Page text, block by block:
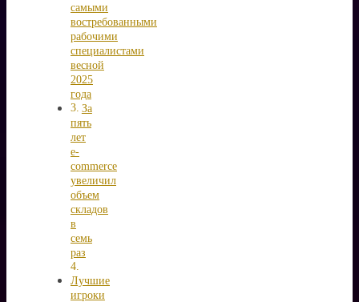
самыми
востребованными
рабочими
специалистами
весной
2025
года
За
пять
лет
е-
commerce
увеличил
объем
складов
в
семь
раз
Лучшие
игроки